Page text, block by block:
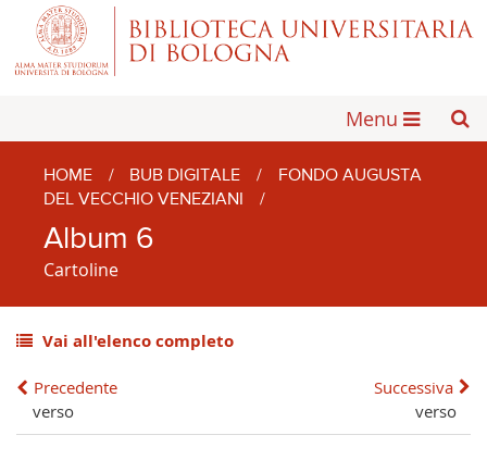
Menu
HOME / BUB DIGITALE /
FONDO AUGUSTA
DEL VECCHIO VENEZIANI
/
Album 6
Cartoline
Vai all'elenco completo
Precedente
verso
Successiva
verso